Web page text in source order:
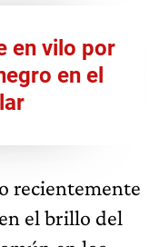
en vilo por
en el
recientemente
el brillo del